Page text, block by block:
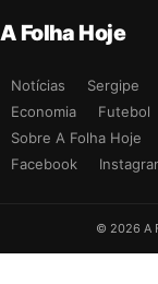
A Folha Hoje
Notícias Sergipe
Economia
Futebol
Sobre A Folha Hoje
Facebook
© 2026 A